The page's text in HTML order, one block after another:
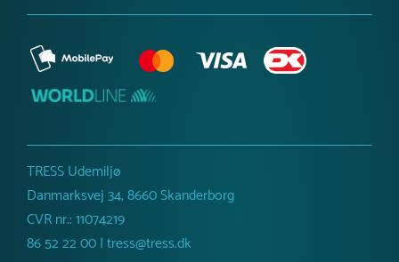
TRESS Udemiljø
Danmarksvej 34, 8660 Skanderborg
CVR nr.: 11074219
86 52 22 00 | tress@tress.dk